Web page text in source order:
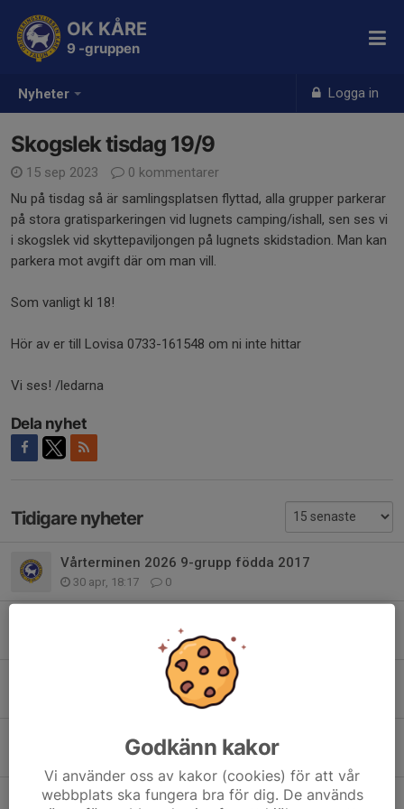
Nyheter Logga in
OK KÅRE
9 -gruppen
Skogslek tisdag 19/9
15 sep 2023
0 kommentarer
Nu på tisdag så är samlingsplatsen flyttad, alla grupper parkerar
på stora gratisparkeringen vid lugnets camping/ishall, sen ses vi
i skogslek vid skyttepaviljongen på lugnets skidstadion. Man kan
parkera mot avgift där om man vill.
Som vanligt kl 18!
Hör av er till Lovisa 0733-161548 om ni inte hittar
Vi ses! /ledarna
Dela nyhet
Tidigare nyheter
Vårterminen 2026 9-grupp födda 2017
30 apr, 18:17 0
0
Kartkul hösten 2024
Kartkul våren 2024
22 apr 2024 0
Halloweenorientering inställd!
Godkänn kakor
Vi använder oss av kakor (cookies) för att vår
webbplats ska fungera bra för dig. De används